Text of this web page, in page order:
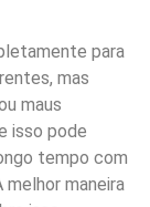
para
mas
maus
isso pode
tempo com
maneira